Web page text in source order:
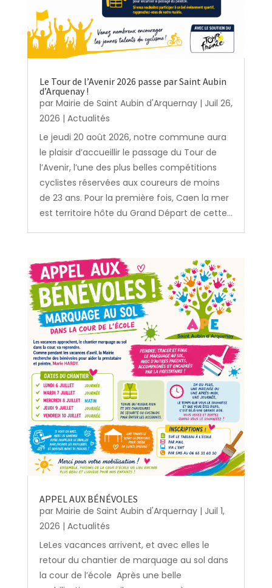
Le Tour de l’Avenir 2026 passe par Saint Aubin
d’Arquenay !
par Mairie de Saint Aubin d'Arquernay| Juil 26,
2026 | Actualités
Le jeudi 20 août 2026, notre commune aura
le plaisir d’accueillir le passage du Tour de
l’Avenir, l’une des plus belles compétitions
cyclistes réservées aux coureurs de moins
de 23 ans. Pour la première fois, Caen la mer
est territoire hôte du Grand Départ de cette...
APPEL AUX BÉNÉVOLES
par Mairie de Saint Aubin d'Arquernay| Juil 1,
2026 | Actualités
LeLes vacances arrivent, et avec elles le
retour du chantier de marquage au sol dans
la cour de l’école Après une belle